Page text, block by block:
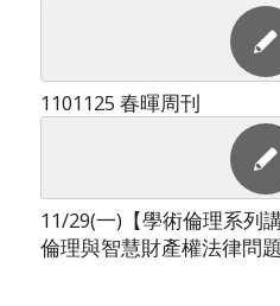
1101125 春暉周刊
11/29(一)【學術倫理系列
倫理與智慧財產權法律問題